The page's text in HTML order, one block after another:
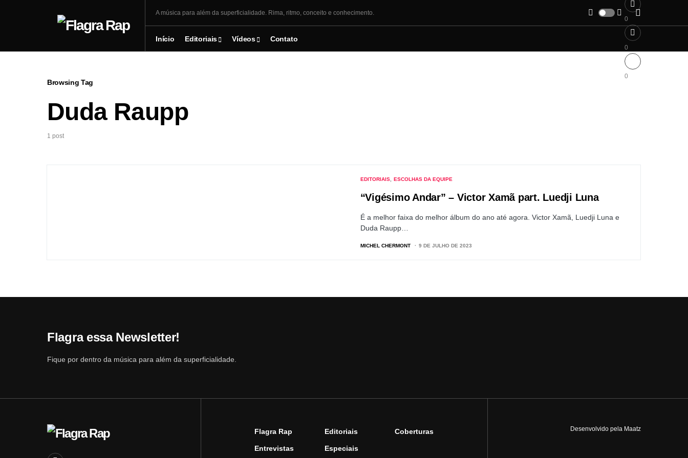
A música para além da superficialidade. Rima, ritmo, conceito e conhecimento.
Início Editoriais Vídeos Contato
0
0
0
Browsing Tag
Duda Raupp
1 post
EDITORIAIS ESCOLHAS DA EQUIPE
“Vigésimo Andar” – Victor Xamã part. Luedji Luna
É a melhor faixa do melhor álbum do ano até agora. Victor Xamã, Luedji Luna e
Duda Raupp…
MICHEL CHERMONT 9 DE JULHO DE 2023
Flagra essa Newsletter!
Fique por dentro da música para além da superficialidade.
Flagra Rap Editoriais Coberturas
Entrevistas Especiais
Desenvolvido pela Maatz